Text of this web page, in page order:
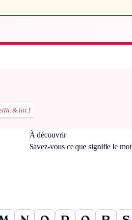
& litt.]
À découvrir
Savez-vous ce que signifie le mot